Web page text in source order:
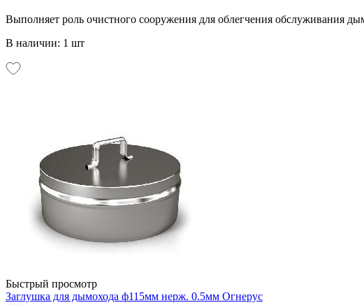
Выполняет роль очистного сооружения для облегчения обслуживания
В наличии: 1 шт
Быстрый просмотр
Заглушка для дымохода ф115мм нерж. 0.5мм Огнерус